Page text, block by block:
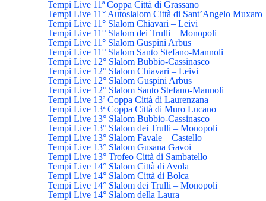
Tempi Live 11ª Coppa Città di Grassano
Tempi Live 11° Autoslalom Città di Sant’Angelo Muxaro
Tempi Live 11° Slalom Chiavari – Leivi
Tempi Live 11° Slalom dei Trulli – Monopoli
Tempi Live 11° Slalom Guspini Arbus
Tempi Live 11° Slalom Santo Stefano-Mannoli
Tempi Live 12° Slalom Bubbio-Cassinasco
Tempi Live 12° Slalom Chiavari – Leivi
Tempi Live 12° Slalom Guspini Arbus
Tempi Live 12° Slalom Santo Stefano-Mannoli
Tempi Live 13ª Coppa Città di Laurenzana
Tempi Live 13ª Coppa Città di Muro Lucano
Tempi Live 13° Slalom Bubbio-Cassinasco
Tempi Live 13° Slalom dei Trulli – Monopoli
Tempi Live 13° Slalom Favale – Castello
Tempi Live 13° Slalom Gusana Gavoi
Tempi Live 13° Trofeo Città di Sambatello
Tempi Live 14° Slalom Città di Avola
Tempi Live 14° Slalom Città di Bolca
Tempi Live 14° Slalom dei Trulli – Monopoli
Tempi Live 14° Slalom della Laura